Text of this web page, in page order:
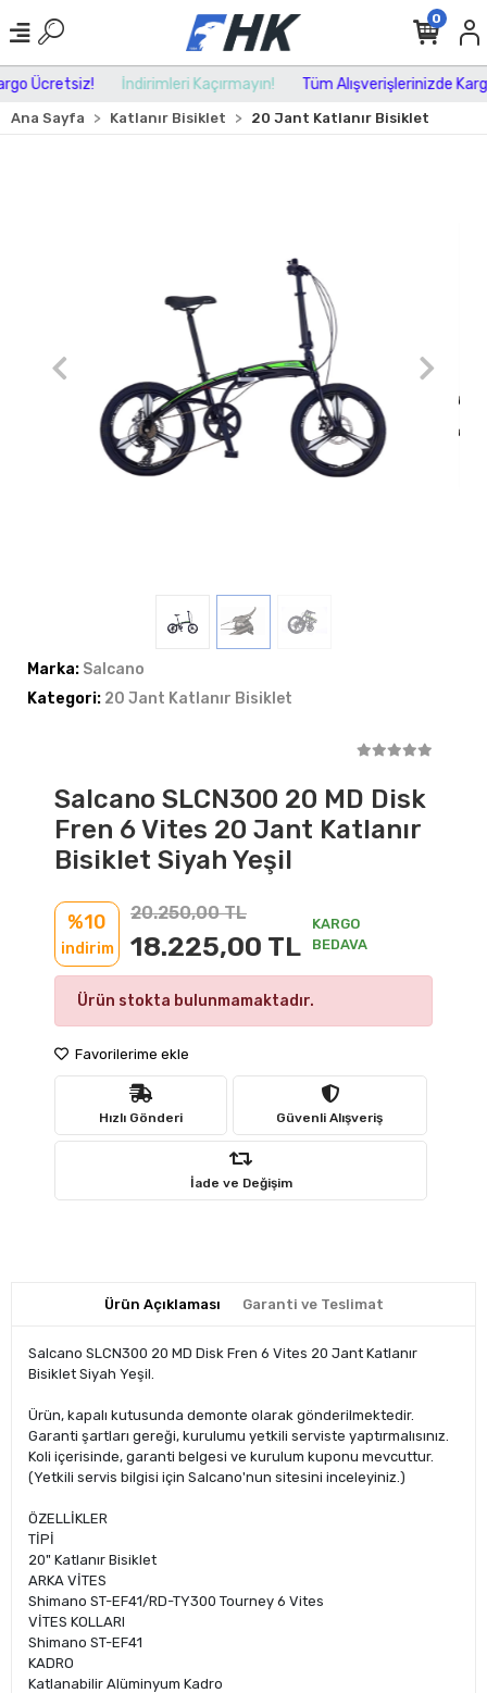
Ücretsiz! İndirimleri Kaçırmayın! Tüm Alışverişlerinizde
0
Ana Sayfa Katlanır Bisiklet 20 Jant Katlanır Bisiklet
Marka: Salcano
Kategori: 20 Jant Katlanır Bisiklet
Salcano SLCN300 20 MD Disk
Fren 6 Vites 20 Jant Katlanır
Bisiklet Siyah Yeşil
%10
indirim
20.250,00 TL
18.225,00 TL
KARGO
BEDAVA
Ürün stokta bulunmamaktadır.
Favorilerime ekle
Hızlı Gönderi Güvenli Alışveriş
İade ve Değişim
Ürün Açıklaması Garanti ve Teslimat
Salcano SLCN300 20 MD Disk Fren 6 Vites 20 Jant Katlanır
Bisiklet Siyah Yeşil.
Ürün, kapalı kutusunda demonte olarak gönderilmektedir.
Garanti şartları gereği, kurulumu yetkili serviste yaptırmalısınız.
Koli içerisinde, garanti belgesi ve kurulum kuponu mevcuttur.
(Yetkili servis bilgisi için Salcano'nun sitesini inceleyiniz.)
ÖZELLİKLER
TİPİ
20" Katlanır Bisiklet
ARKA VİTES
Shimano ST-EF41/RD-TY300 Tourney 6 Vites
VİTES KOLLARI
Shimano ST-EF41
KADRO
Katlanabilir Alüminyum Kadro